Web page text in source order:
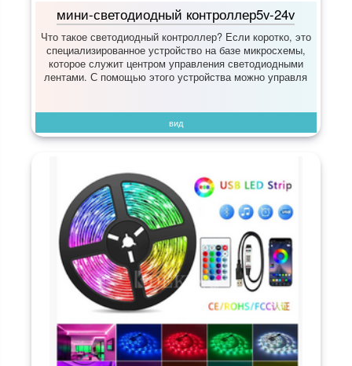
мини-светодиодный контроллер5v-24v
Что такое светодиодный контроллер? Если коротко, это
специализированное устройство на базе микросхемы,
которое служит центром управления светодиодными
лентами. С помощью этого устройства можно управля
вид